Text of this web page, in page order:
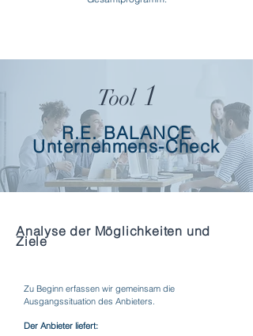
Tool 1
R.E. BALANCE
Unternehmens-Check
Analyse der Möglichkeiten und
Ziele
Zu Beginn erfassen wir gemeinsam die
Ausgangssituation des Anbieters.
Der Anbieter liefert: